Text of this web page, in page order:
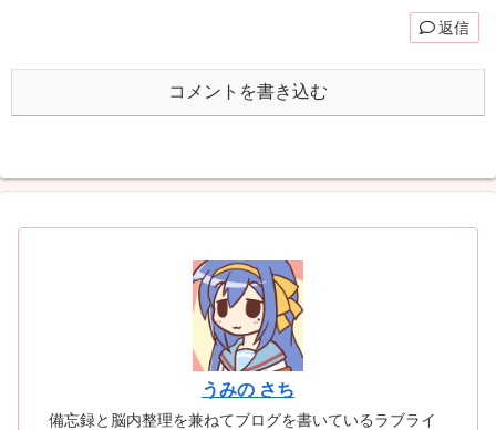
返信
コメントを書き込む
うみの さち
備忘録と脳内整理を兼ねてブログを書いているラブライ